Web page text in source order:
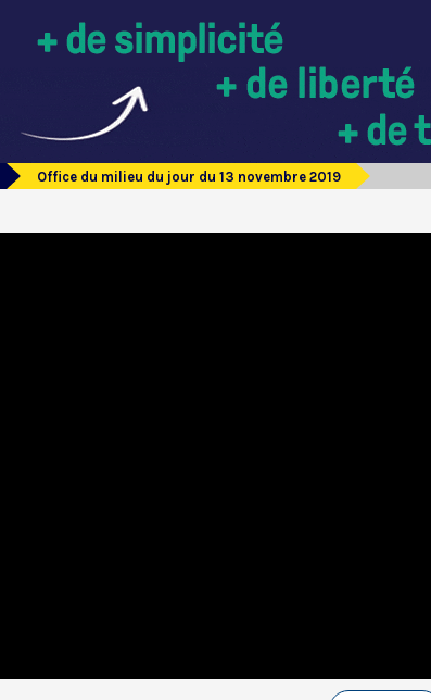
Office du milieu du jour du 13 novembre 2019